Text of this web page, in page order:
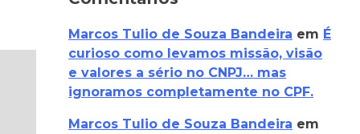
Marcos Tulio de Souza Bandeira em É
curioso como levamos missão, visão
e valores a sério no CNPJ… mas
ignoramos completamente no CPF.
Marcos Tulio de Souza Bandeira em